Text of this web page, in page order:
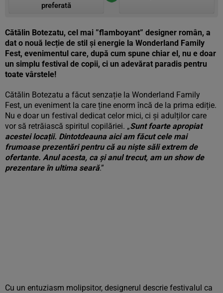
preferată
Cătălin Botezatu, cel mai ”flamboyant” designer român, a
dat o nouă lecție de stil și energie la Wonderland Family
Fest, evenimentul care, după cum spune chiar el, nu e doar
un simplu festival de copii, ci un adevărat paradis pentru
toate vârstele!
Cătălin Botezatu a făcut senzație la Wonderland Family
Fest, un eveniment la care ține enorm încă de la prima ediție.
Nu e doar un festival dedicat celor mici, ci și adulților care
vor să retrăiască spiritul copilăriei. „Sunt foarte apropiat
acestei locații. Dintotdeauna aici am făcut cele mai
frumoase prezentări pentru că au niște săli extrem de
ofertante. Anul acesta, ca și anul trecut, am un show de
prezentare în ultima seară.”
Cu un entuziasm molipsitor, designerul descrie festivalul ca